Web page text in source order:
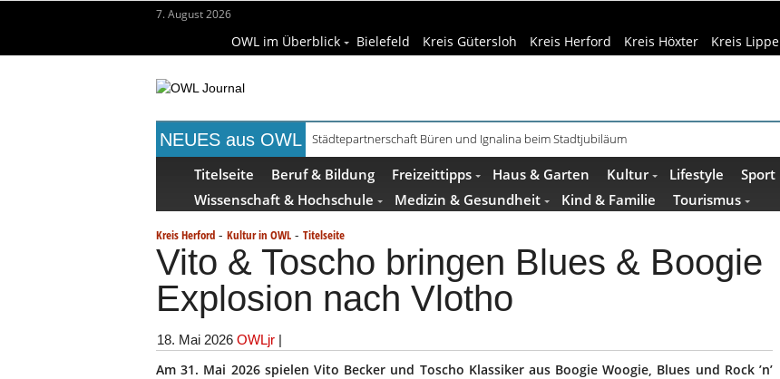
7. August 2026
OWL im Überblick Bielefeld Kreis Gütersloh Kreis Herford Kreis Höxter Kreis Lippe
NEUES aus OWL Städtepartnerschaft Büren und Ignalina beim Stadtjubiläum
Titelseite Beruf & Bildung Freizeittipps Haus & Garten Kultur Lifestyle Sport
Wissenschaft & Hochschule
Medizin & Gesundheit Kind & Familie Tourismus
Kreis Herford - Kultur in OWL - Titelseite
Vito & Toscho bringen Blues & Boogie
Explosion nach Vlotho
18. Mai 2026 OWLjr |
Am 31. Mai 2026 spielen Vito Becker und Toscho Klassiker aus Boogie Woogie, Blues und Rock ’n’